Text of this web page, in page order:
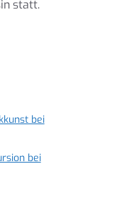
statt.
bei
bei